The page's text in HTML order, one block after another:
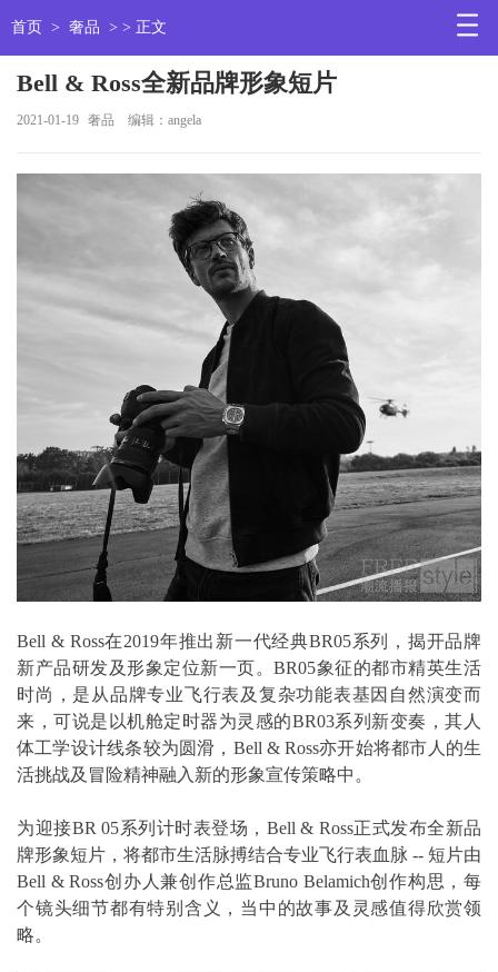
首页 > 奢品 > > 正文
Bell & Ross全新品牌形象短片
2021-01-19 奢品 编辑：angela
Bell & Ross在2019年推出新一代经典BR05系列，揭开品牌
新产品研发及形象定位新一页。BR05象征的都市精英生活
时尚，是从品牌专业飞行表及复杂功能表基因自然演变而
来，可说是以机舱定时器为灵感的BR03系列新变奏，其人
体工学设计线条较为圆滑，Bell & Ross亦开始将都市人的生
活挑战及冒险精神融入新的形象宣传策略中。
为迎接BR 05系列计时表登场，Bell & Ross正式发布全新品
牌形象短片，将都市生活脉搏结合专业飞行表血脉 -- 短片由
Bell & Ross创办人兼创作总监Bruno Belamich创作构思，每
个镜头细节都有特别含义，当中的故事及灵感值得欣赏领
略。